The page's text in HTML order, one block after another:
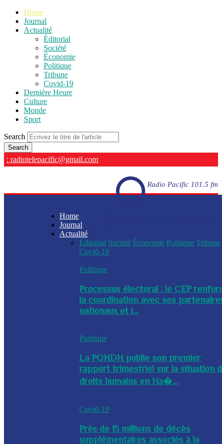
Home
Journal
Actualité
Éditorial
Société
Économie
Politique
Tribune
Covid-19
Dernière Heure
Culture
Monde
Sport
Search
: radiotelepacific@gmail.com
Radio Pacific 101.5 fm
Home
Journal
Actualité
Éditorial Société Économie Politique Tribune
Covid-19
Politique
Processus électoral : le CEP
la coordination avec ses
nationaux et i...
Politique
La POHDH publie son premier
rapport trimestriel sur la situation
droits humains en Ha�...
Covid-19
Près de 15 millions de décès
supplémentaires associés à la